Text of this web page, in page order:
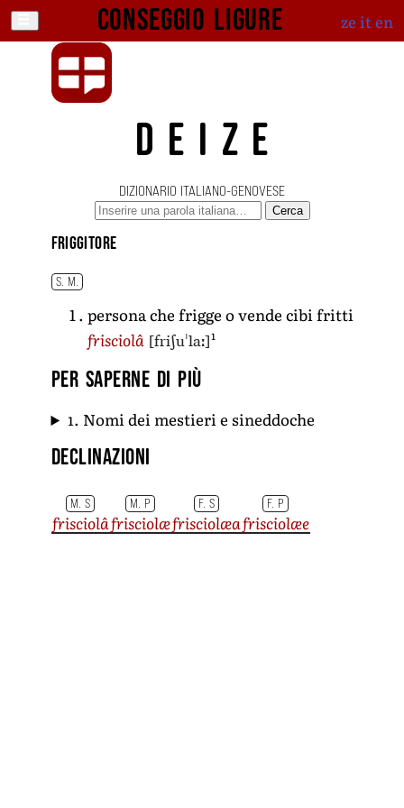
Conseggio ligure ze iten
DEIZE
DIZIONARIO ITALIANO-GENOVESE
Cerca
friggitore
S. M.
persona che frigge o vende cibi fritti
frisciolâ [friʃuˈlaː]1
Per saperne di più
1. Nomi dei mestieri e sineddoche
Declinazioni
M. S M. P F. S F. P
frisciolâfrisciolæfrisciolæafrisciolæe